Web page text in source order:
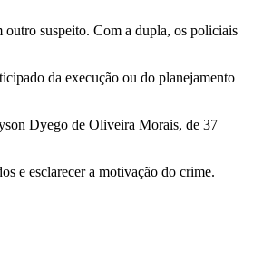
suspeito. Com a dupla, os policiais
da execução ou do planejamento
Dyego de Oliveira Morais, de 37
e esclarecer a motivação do crime.